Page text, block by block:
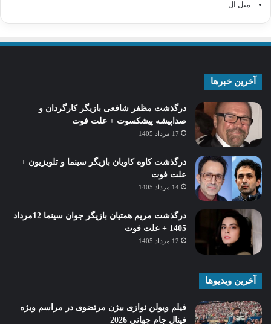
مبل ال
آخرین خبرها
درگذشت مظفر شافعی بازیگر کارگردان و
صداپیشه پیشکسوت + علت فوت
17 مرداد 1405
درگذشت کاوه کاویان بازیگر سینما و تلویزیون +
علت فوت
14 مرداد 1405
درگذشت مریم همتیان بازیگر جوان سینما 12مرداد
1405 + علت فوت
12 مرداد 1405
آخرین ویدیوها
فیلم ویولن نوازی بیژن مرتضوی در مراسم ویژه
فینال جام جهانی 2026